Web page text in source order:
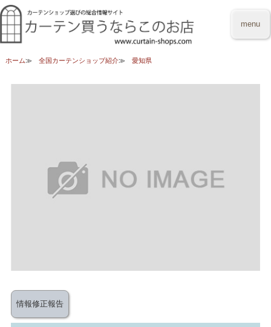
menu
ホーム 全国カーテンショップ紹介 愛知県
情報修正報告